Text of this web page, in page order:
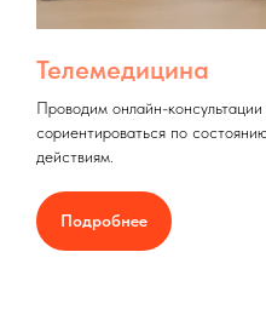
Телемедицина
Проводим онлайн-
сориентироваться по
действиям.
Подробнее